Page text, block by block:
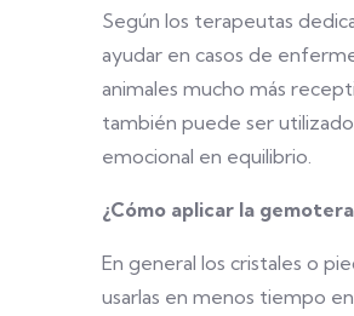
Según los terapeutas
ayudar en casos de
animales mucho más
también puede ser utilizado
emocional en equilibrio.
¿Cómo aplicar la
En general los cristales o
usarlas en menos tiempo